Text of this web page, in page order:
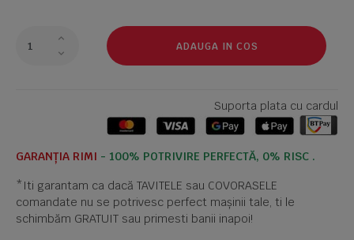
ADAUGA IN COS
Suporta plata cu cardul
GARANȚIA RIMI - 100% POTRIVIRE PERFECTĂ, 0% RISC .
*Iti garantam ca dacă TAVITELE sau COVORASELE
comandate nu se potrivesc perfect mașinii tale, ti le
schimbăm GRATUIT sau primesti banii inapoi!